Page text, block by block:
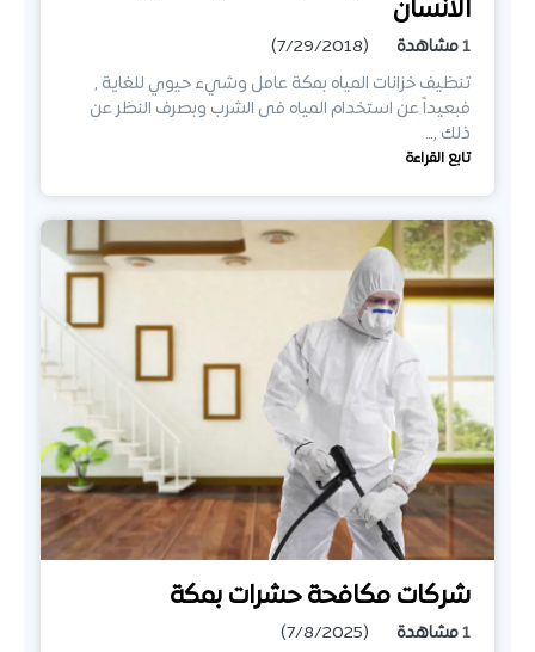
الانسان
1مشاهدة
(7/29/2018)
تنظيف خزانات المياه بمكة عامل وشيء حيوي للغاية ,
فبعيداً عن استخدام المياه فى الشرب وبصرف النظر عن
ذلك ,…
تابع القراءة
شركات مكافحة حشرات بمكة
1مشاهدة
(7/8/2025)